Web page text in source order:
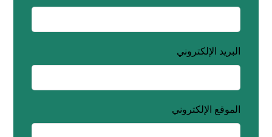
البريد الإلكتروني
الموقع الإلكتروني